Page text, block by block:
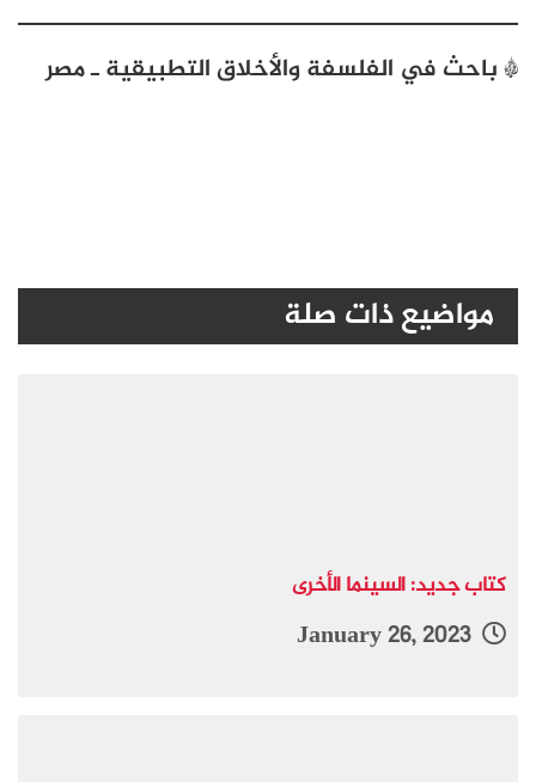
* باحث في الفلسفة والأخلاق التطبيقية ـ مصر
مواضيع ذات صلة
كتاب جديد: السينما الأخرى
January 26, 2023